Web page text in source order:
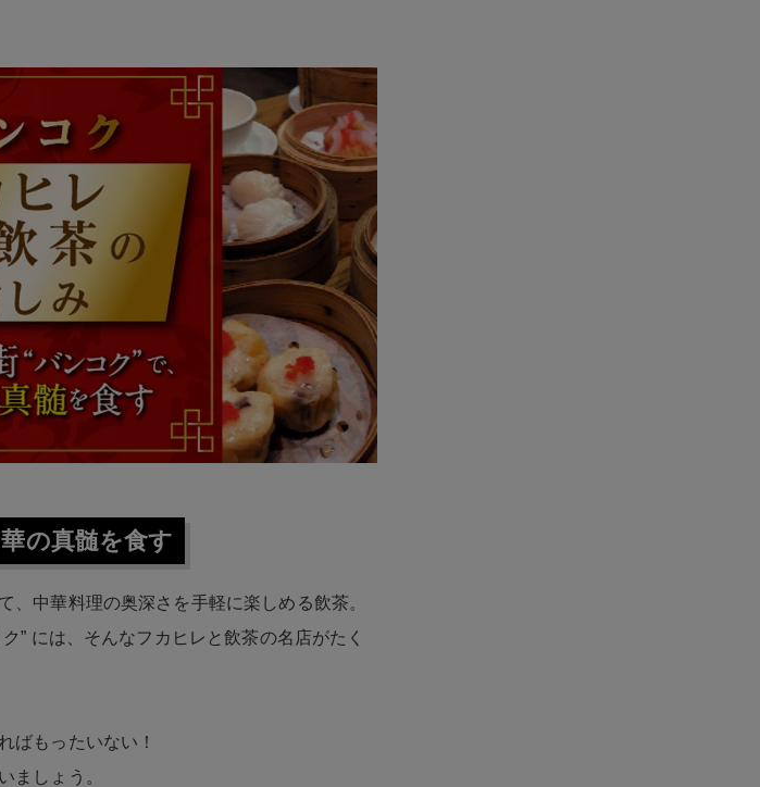
の真髄を食す
中華料理の奥深さを手軽に楽しめる飲茶。
” には、そんなフカヒレと飲茶の名店がたく
ばもったいない！
ましょう。